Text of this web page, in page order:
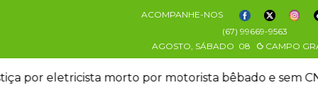
ACOMPANHE-NOS
(67) 99669-9563
AGOSTO, SÁBADO 08 CAMPO
por eletricista morto por motorista bêbado e sem